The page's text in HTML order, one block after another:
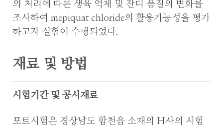
의 처리에 따른 생육 억제 및 잔디 품질의 변화를
조사하여 mepiquat chloride의 활용가능성을 평가
하고자 실험이 수행되었다.
재료 및 방법
시험기간 및 공시재료
포트시험은 경상남도 합천읍 소재의 H사의 시험